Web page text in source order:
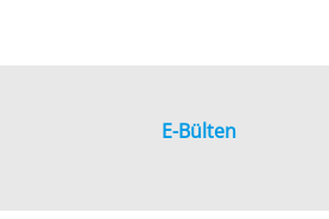
E-Bülten